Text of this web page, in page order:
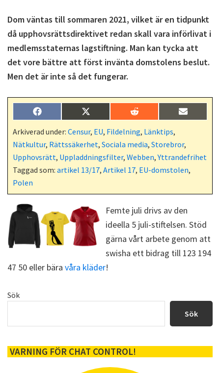
Dom väntas till sommaren 2021, vilket är en tidpunkt
då upphovsrättsdirektivet redan skall vara införlivat i
medlemsstaternas lagstiftning. Man kan tycka att
det vore bättre att först invänta domstolens beslut.
Men det är inte så det fungerar.
Dela
på
F
a
c
b
o
o
k
Dela
på
X
(
T
w
i
t
t
e
Dela
på
R
e
d
d
i
t
Dela
på
E
-
t
Arkiverad under: Censur, EU, Fildelning, Länktips,
Nätkultur, Rättssäkerhet, Sociala media, Storebror,
Upphovsrätt, Uppladdningsfilter, Webben,Yttrandefrihet
Taggad som: artikel 13/17, Artikel 17, EU-domstolen,
Polen
Femte juli drivs av den
ideella 5 juli-stiftelsen. Stöd
gärna vårt arbete genom att
swisha ett bidrag till 123 194
47 50 eller bära våra kläder!
Primärt
Sök
Sök
VARNING FÖR CHAT CONTROL!